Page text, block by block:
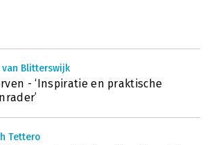
van Blitterswijk
- ‘Inspiratie en praktische
Tettero